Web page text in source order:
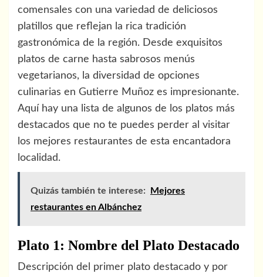
comensales con una variedad de deliciosos
platillos que reflejan la rica tradición
gastronómica de la región. Desde exquisitos
platos de carne hasta sabrosos menús
vegetarianos, la diversidad de opciones
culinarias en Gutierre Muñoz es impresionante.
Aquí hay una lista de algunos de los platos más
destacados que no te puedes perder al visitar
los mejores restaurantes de esta encantadora
localidad.
Quizás también te interese:
Mejores
restaurantes en Albánchez
Plato 1: Nombre del Plato Destacado
Descripción del primer plato destacado y por